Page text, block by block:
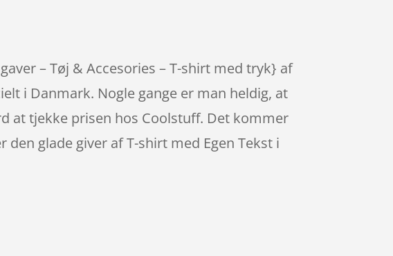
– Tøj & Accesories – T-shirt med tryk} af
i Danmark. Nogle gange er man heldig, at
at tjekke prisen hos Coolstuff. Det kommer
glade giver af T-shirt med Egen Tekst i